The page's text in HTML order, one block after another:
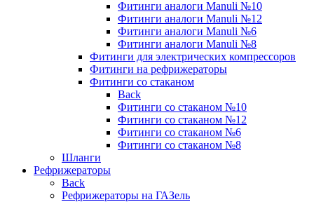
Фитинги аналоги Manuli №10
Фитинги аналоги Manuli №12
Фитинги аналоги Manuli №6
Фитинги аналоги Manuli №8
Фитинги для электрических компрессоров
Фитинги на рефрижераторы
Фитинги со стаканом
Back
Фитинги со стаканом №10
Фитинги со стаканом №12
Фитинги со стаканом №6
Фитинги со стаканом №8
Шланги
Рефрижераторы
Back
Рефрижераторы на ГАЗель